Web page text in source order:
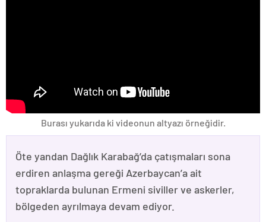
Burası yukarıda ki videonun altyazı örneğidir.
Öte yandan Dağlık Karabağ’da çatışmaları sona
erdiren anlaşma gereği Azerbaycan’a ait
topraklarda bulunan Ermeni siviller ve askerler,
bölgeden ayrılmaya devam ediyor.